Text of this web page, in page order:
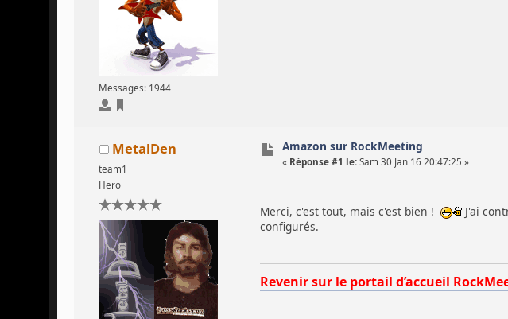
Messages: 1944
MetalDen
team1
Hero
Amazon sur RockMeeting
« Réponse #1 le: Sam 30 Jan 16 20:47:25 »
Merci, c'est tout, mais c'est bien !
J'ai
configurés.
Revenir sur le portail d’accueil